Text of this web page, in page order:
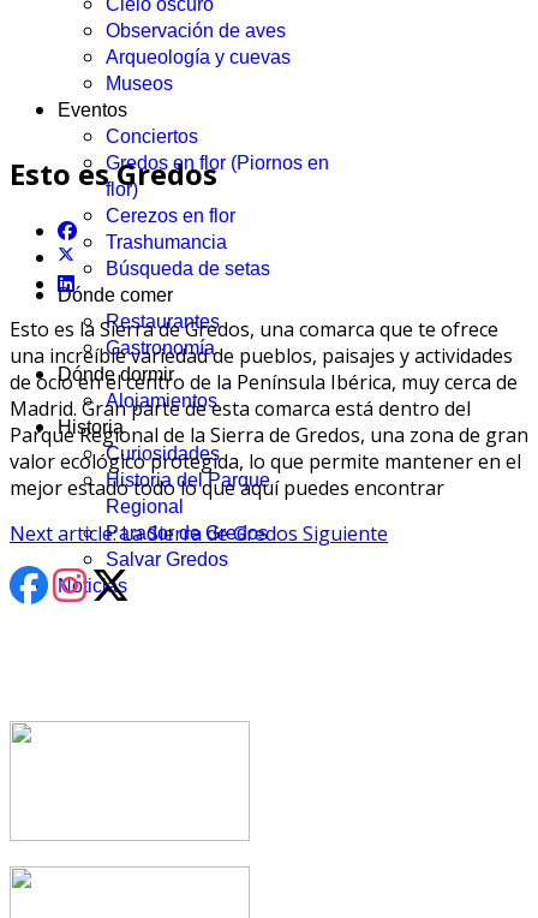
Cielo oscuro
Observación de aves
Arqueología y cuevas
Museos
Eventos
Conciertos
Gredos en flor (Piornos en
flor)
Cerezos en flor
Trashumancia
Búsqueda de setas
Dónde comer
Restaurantes
Gastronomía
Dónde dormir
Alojamientos
Historia
Curiosidades
Historia del Parque
Regional
Parador de Gredos
Salvar Gredos
Noticias
Esto es Gredos
Esto es la Sierra de Gredos, una comarca que te ofrece
una increíble variedad de pueblos, paisajes y actividades
de ocio en el centro de la Península Ibérica, muy cerca de
Madrid. Gran parte de esta comarca está dentro del
Parque Regional de la Sierra de Gredos, una zona de gran
valor ecológico protegida, lo que permite mantener en el
mejor estado todo lo que aquí puedes encontrar
Next article: La Sierra de Gredos Siguiente